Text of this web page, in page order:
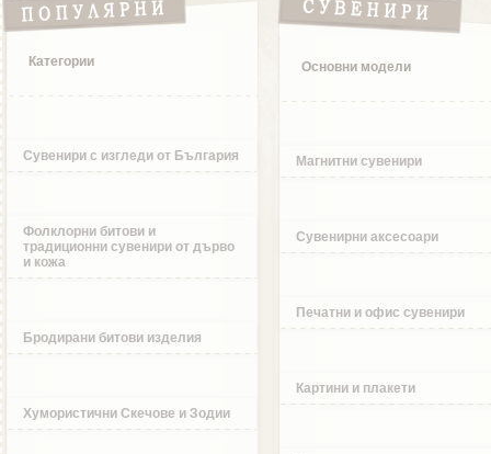
Категории
Сувенири с изгледи от България
Фолклорни битови и
традиционни сувенири от дърво
и кожа
Бродирани битови изделия
Хумористични Скечове и Зодии
Основни модели
Магнитни сувенири
Сувенирни аксесоари
Печатни и офис сувенири
Картини и плакети